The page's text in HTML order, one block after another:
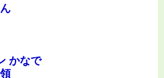
かなで